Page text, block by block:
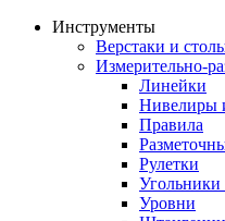
Инструменты
Верстаки и
Измерительно-
Линейки
Нивелиры
Правила
Рулетки
Уровни